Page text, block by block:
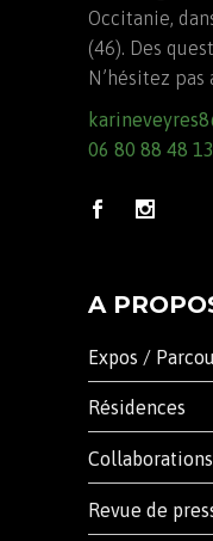
Occitanie,
(46). Des
N’hésitez
06 80 88 48 13
A
Expos /
Résidences
Collaborations
Revue de